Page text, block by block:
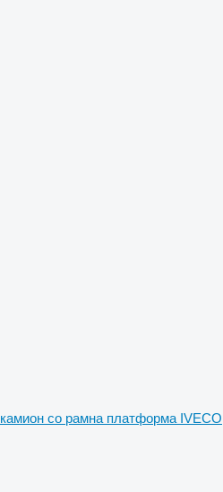
камион со рамна платформа IVECO